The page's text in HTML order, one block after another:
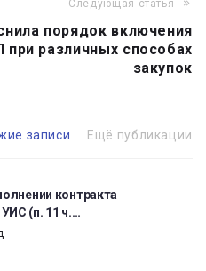
Следующая статья
порядок включения
различных способах
закупок
записи Ещё публикации
контракта
(п. 11 ч.…